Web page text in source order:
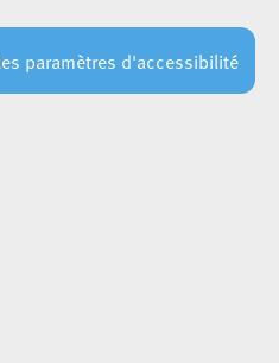
paramètres d'accessibilité